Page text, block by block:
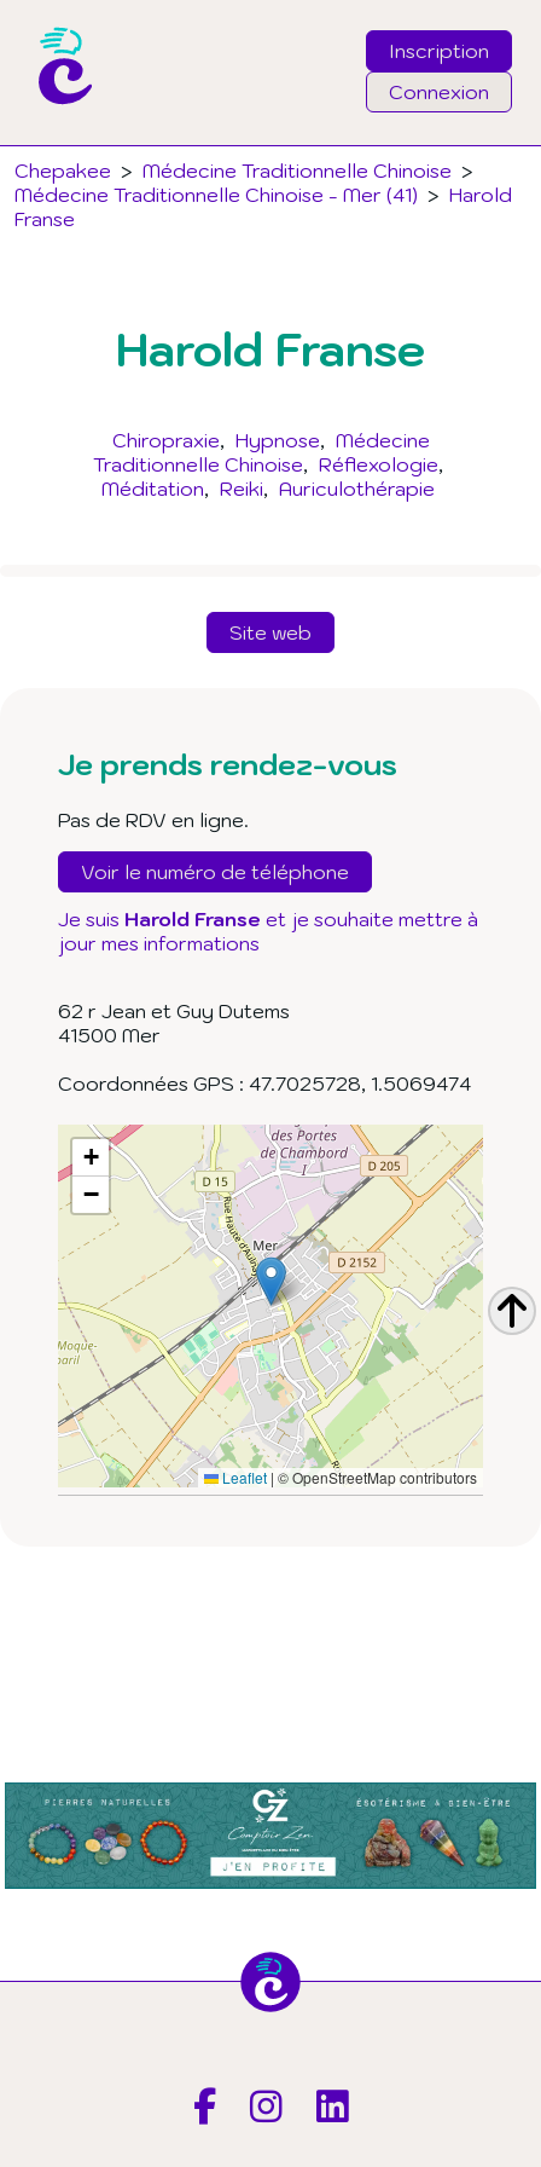
Inscription
Connexion
Chepakee > Médecine Traditionnelle Chinoise >
Médecine Traditionnelle Chinoise - Mer (41) > Harold
Franse
Email
Connexion
Harold Franse
Chiropraxie Hypnose
Médecine
Traditionnelle Chinoise
Réflexologie
Méditation
Reiki Auriculothérapie
Site web
Je prends rendez-vous
Pas de RDV en ligne.
Voir le numéro de téléphone
Je suis Harold Franse et je souhaite mettre à
jour mes informations
62 r Jean et Guy Dutems
41500 Mer
Coordonnées GPS : 47.7025728, 1.5069474
+
−
Leaflet | © OpenStreetMap contributors